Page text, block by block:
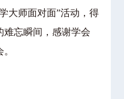
大师面对面”活动，得
难忘瞬间，感谢学会